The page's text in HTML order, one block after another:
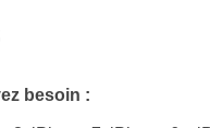
besoin :